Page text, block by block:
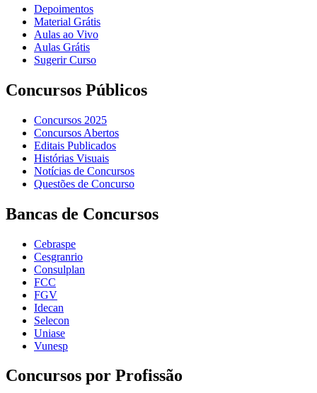
Depoimentos
Material Grátis
Aulas ao Vivo
Aulas Grátis
Sugerir Curso
Concursos Públicos
Concursos 2025
Concursos Abertos
Editais Publicados
Histórias Visuais
Notícias de Concursos
Questões de Concurso
Bancas de Concursos
Cebraspe
Cesgranrio
Consulplan
FCC
FGV
Idecan
Selecon
Uniase
Vunesp
Concursos por Profissão